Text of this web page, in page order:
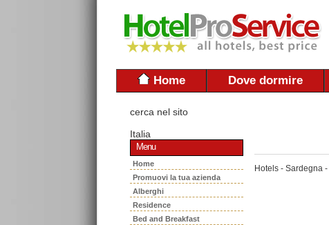
Home Dove dormire
cerca nel sito
Italia
Menu
Home
Promuovi la tua azienda
Alberghi
Residence
Bed and Breakfast
Hotels - Sardegna -